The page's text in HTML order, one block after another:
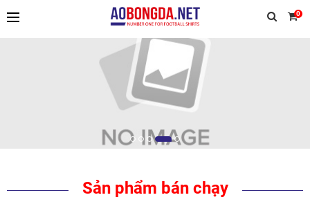
0
TIẾP TỤC MUA HÀNG
Sản phẩm bán chạy